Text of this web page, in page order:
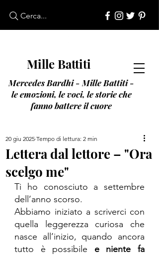
Mille Battiti
Mercedes Bardhi - Mille Battiti -
le emozioni, le voci, le storie che
fanno battere il cuore
Cerca...
Lettera dal lettore – "Ora
scelgo me"
20 giu 2025 Tempo di lettura: 2 min
Ti ho conosciuto a settembre
dell’anno scorso.
Abbiamo iniziato a scriverci con
quella leggerezza curiosa che
nasce all’inizio, quando ancora
tutto è possibile e niente fa